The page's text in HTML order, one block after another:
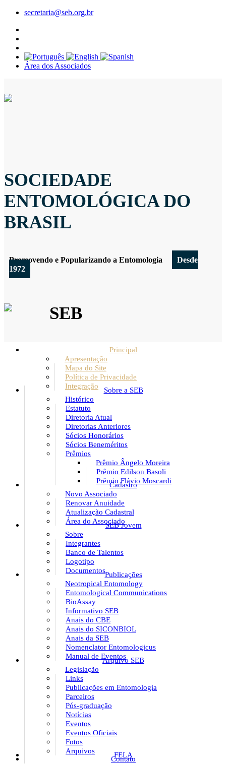
secretaria@seb.org.br
Área dos Associados
SOCIEDADE
ENTOMOLÓGICA DO
BRASIL
Promovendo e Popularizando a Entomologia
Desde
1972
SEB
Principal
Apresentação
Mapa do Site
Política de Privacidade
Integração
Sobre a SEB
Histórico
Estatuto
Diretoria Atual
Diretorias Anteriores
Sócios Honorários
Sócios Beneméritos
Prêmios
Prêmio Ângelo Moreira
Prêmio Edilson Basoli
Prêmio Flávio Moscardi
Cadastro
Novo Associado
Renovar Anuidade
Atualização Cadastral
Área do Associado
SEB Jovem
Sobre
Integrantes
Banco de Talentos
Logotipo
DocumentosPublicações
Neotropical Entomology
Entomological Communications
BioAssay
Informativo SEB
Anais do CBE
Anais do SICONBIOL
Anais da SEB
Nomenclator Entomologicus
Manual de Eventos
Arquivo SEB
Legislação
Links
Publicações em Entomologia
Parceiros
Pós-graduação
Notícias
Eventos
Eventos Oficiais
Fotos
Arquivos
FELA
Contato